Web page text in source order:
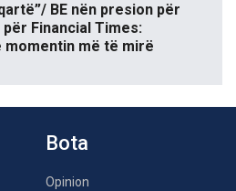
BE nën presion për
Financial Times:
momentin më të mirë
Bota
Opinion